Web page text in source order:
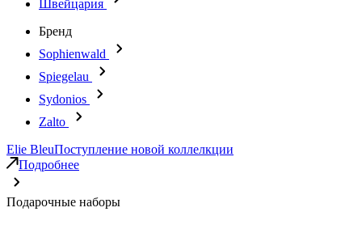
Швейцария
Бренд
Sophienwald
Spiegelau
Sydonios
Zalto
Elie BleuПоступление новой коллелкции
Подробнее
Подарочные наборы